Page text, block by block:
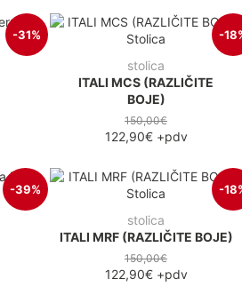
-31% -
stolica
ITALI MCS (RAZLIČITE
BOJE)
150,00€
122,90€+pdv
-39% -
stolica
ITALI MRF (RAZLIČITE BOJE)
150,00€
122,90€+pdv